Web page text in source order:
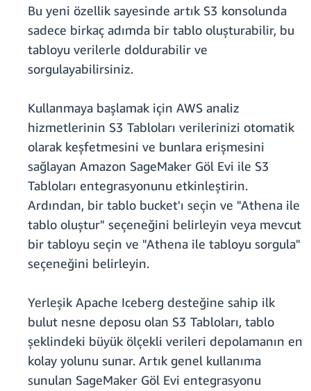
Bu yeni özellik sayesinde artık S3 konsolunda
sadece birkaç adımda bir tablo oluşturabilir, bu
tabloyu verilerle doldurabilir ve
sorgulayabilirsiniz.
Kullanmaya başlamak için AWS analiz
hizmetlerinin S3 Tabloları verilerinizi otomatik
olarak keşfetmesini ve bunlara erişmesini
sağlayan Amazon SageMaker Göl Evi ile S3
Tabloları entegrasyonunu etkinleştirin.
Ardından, bir tablo bucket'ı seçin ve "Athena ile
tablo oluştur" seçeneğini belirleyin veya mevcut
bir tabloyu seçin ve "Athena ile tabloyu sorgula"
seçeneğini belirleyin.
Yerleşik Apache Iceberg desteğine sahip ilk
bulut nesne deposu olan S3 Tabloları, tablo
şeklindeki büyük ölçekli verileri depolamanın en
kolay yolunu sunar. Artık genel kullanıma
sunulan SageMaker Göl Evi entegrasyonu